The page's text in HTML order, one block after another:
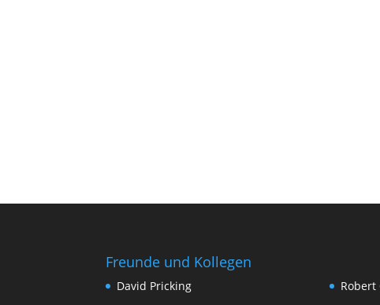
Freunde und Kollegen
David Pricking
Robert